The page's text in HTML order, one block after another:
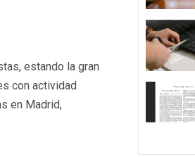
estando la gran
con actividad
en Madrid,